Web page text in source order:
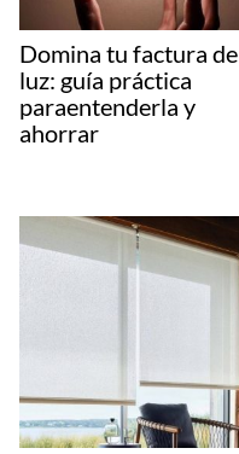
Domina tu factura de
luz: guía práctica
paraentenderla y
ahorrar